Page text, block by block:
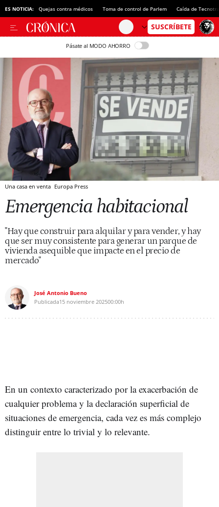
ES NOTICIA: Quejas contra médicos Toma de control de Parlem Caída de
Pásate al MODO AHORRO
Una casa en venta Europa Press
Emergencia habitacional
"Hay que construir para alquilar y para vender, y hay
que ser muy consistente para generar un parque de
vivienda asequible que impacte en el precio de
mercado"
José Antonio Bueno
Publicada15 noviembre 202500:00h
En un contexto caracterizado por la exacerbación de
cualquier problema y la declaración superficial de
situaciones de emergencia, cada vez es más complejo
distinguir entre lo trivial y lo relevante.